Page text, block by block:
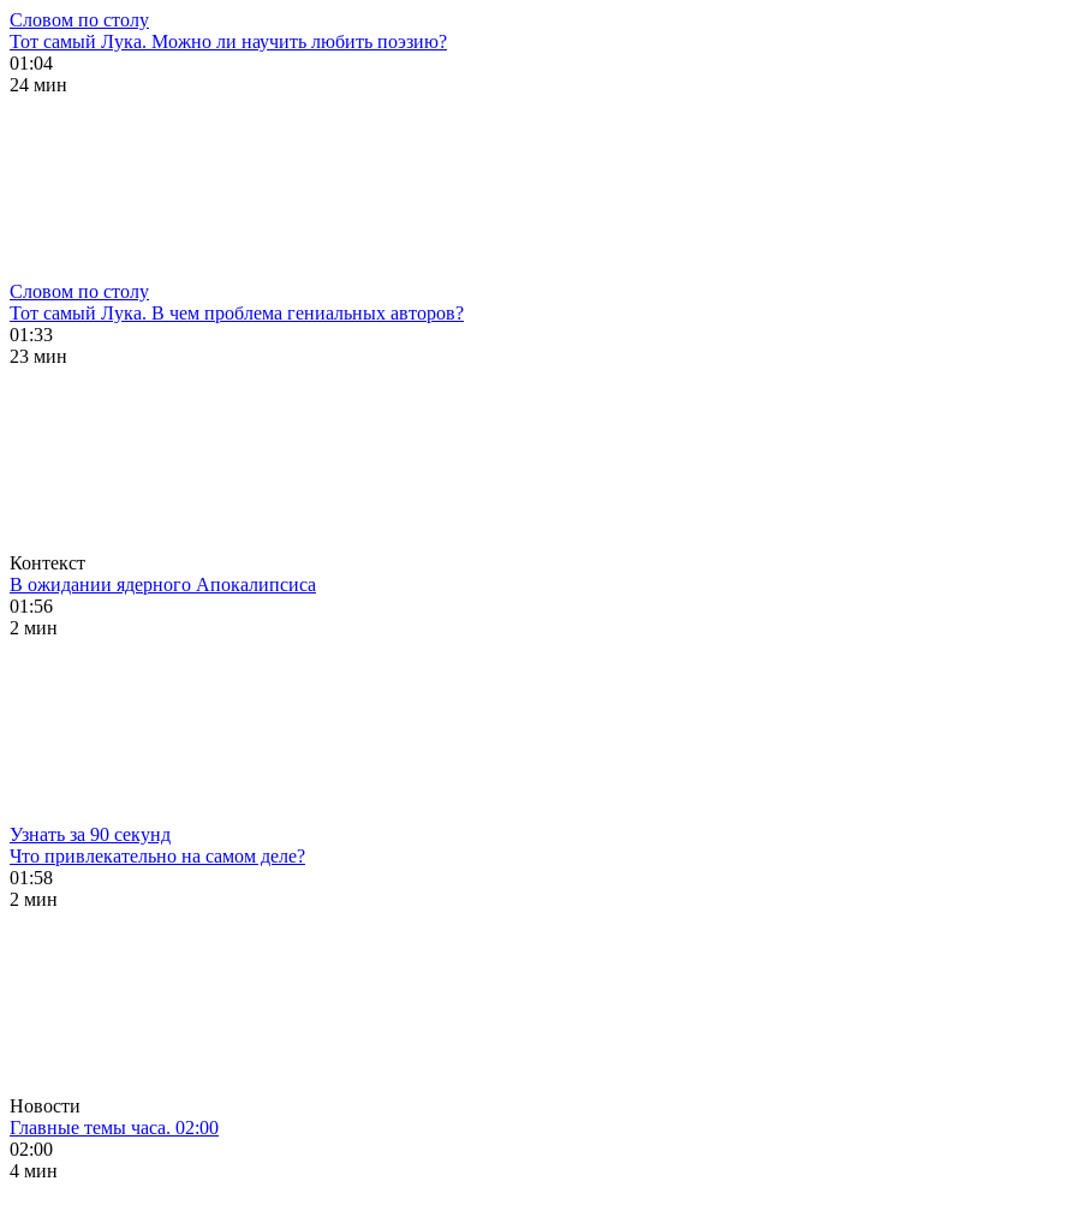
Словом по столу
Тот самый Лука. Можно ли научить любить поэзию?
01:04
24 мин
Словом по столу
Тот самый Лука. В чем проблема гениальных авторов?
01:33
23 мин
Контекст
В ожидании ядерного Апокалипсиса
01:56
2 мин
Узнать за 90 секунд
Что привлекательно на самом деле?
01:58
2 мин
Новости
Главные темы часа. 02:00
02:00
4 мин